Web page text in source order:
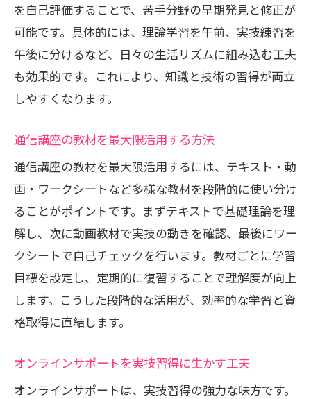
を自己評価することで、苦手分野の早期発見と修正が
可能です。具体的には、理論学習を午前、実技練習を
午後に分けるなど、日々の生活リズムに組み込む工夫
も効果的です。これにより、知識と技術の習得が両立
しやすくなります。
通信講座の教材を最大限活用する方法
通信講座の教材を最大限活用するには、テキスト・動
画・ワークシートなど多様な教材を段階的に使い分け
ることがポイントです。まずテキストで基礎理論を理
解し、次に動画教材で実技の動きを確認、最後にワー
クシートで自己チェックを行います。教材ごとに学習
目標を設定し、定期的に復習することで理解度が向上
します。こうした段階的な活用が、効率的な学習と資
格取得に直結します。
オンラインサポートを実技習得に生かす工夫
オンラインサポートは、実技習得の強力な味方です。